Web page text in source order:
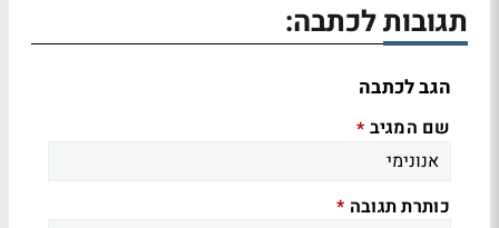
תגובות לכתבה:
הגב לכתבה
שם המגיב *
כותרת תגובה *